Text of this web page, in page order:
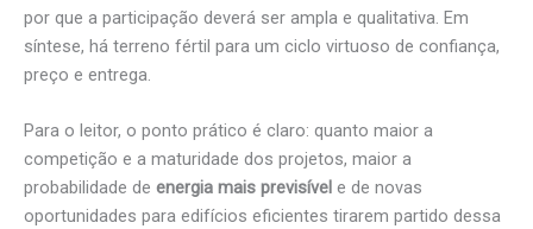
por que a participação deverá ser ampla e qualitativa. Em
síntese, há terreno fértil para um ciclo virtuoso de confiança,
preço e entrega.
Para o leitor, o ponto prático é claro: quanto maior a
competição e a maturidade dos projetos, maior a
probabilidade de energia mais previsível e de novas
oportunidades para edifícios eficientes tirarem partido dessa